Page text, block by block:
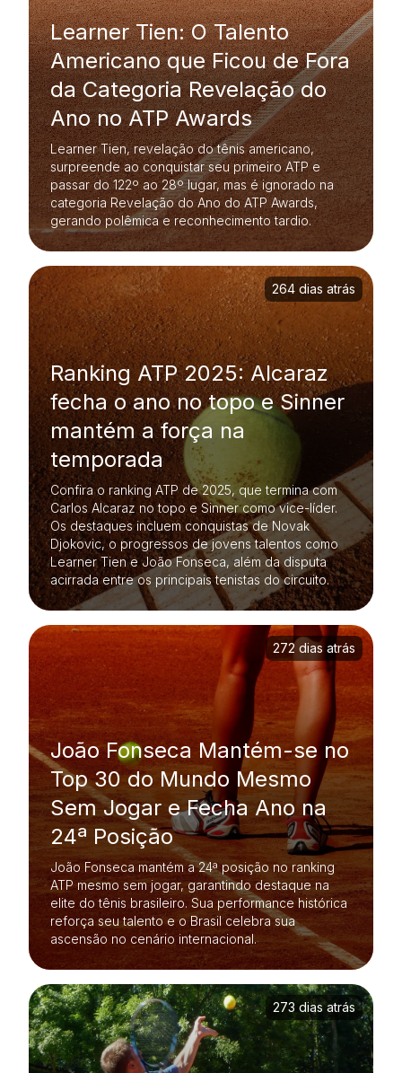
Learner Tien: O Talento
Americano que Ficou de Fora
da Categoria Revelação do
Ano no ATP Awards
Learner Tien, revelação do tênis americano,
surpreende ao conquistar seu primeiro ATP e
passar do 122º ao 28º lugar, mas é ignorado na
categoria Revelação do Ano do ATP Awards,
gerando polêmica e reconhecimento tardio.
Ranking ATP 2025: Alcaraz
fecha o ano no topo e Sinner
mantém a força na
temporada
Confira o ranking ATP de 2025, que termina com
Carlos Alcaraz no topo e Sinner como vice-líder.
Os destaques incluem conquistas de Novak
Djokovic, o progressos de jovens talentos como
Learner Tien e João Fonseca, além da disputa
acirrada entre os principais tenistas do circuito.
264 dias atrás
João Fonseca Mantém-se no
Top 30 do Mundo Mesmo
Sem Jogar e Fecha Ano na
24ª Posição
João Fonseca mantém a 24ª posição no ranking
ATP mesmo sem jogar, garantindo destaque na
elite do tênis brasileiro. Sua performance histórica
reforça seu talento e o Brasil celebra sua
ascensão no cenário internacional.
272 dias atrás
273 dias atrás